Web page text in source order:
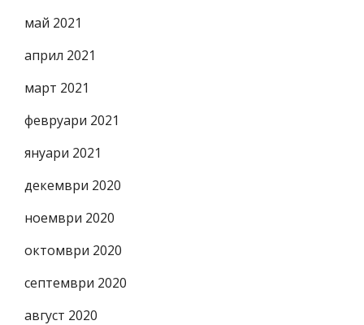
май 2021
април 2021
март 2021
февруари 2021
януари 2021
декември 2020
ноември 2020
октомври 2020
септември 2020
август 2020